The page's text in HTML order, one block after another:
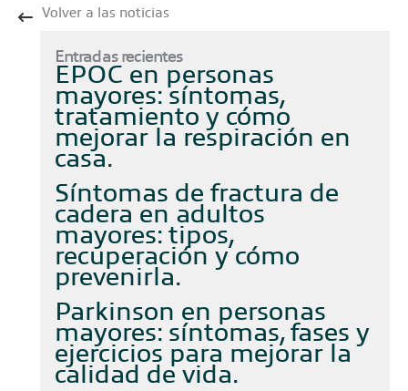
Volver a las noticias
Entradas recientes
EPOC en personas
mayores: síntomas,
tratamiento y cómo
mejorar la respiración en
casa
Síntomas de fractura de
cadera en adultos
mayores: tipos,
recuperación y cómo
prevenirla
Parkinson en personas
mayores: síntomas, fases y
ejercicios para mejorar la
calidad de vida